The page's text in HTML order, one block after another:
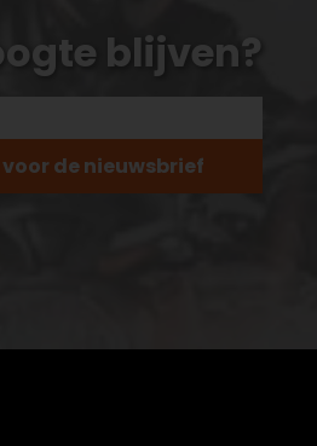
blijven?
de nieuwsbrief